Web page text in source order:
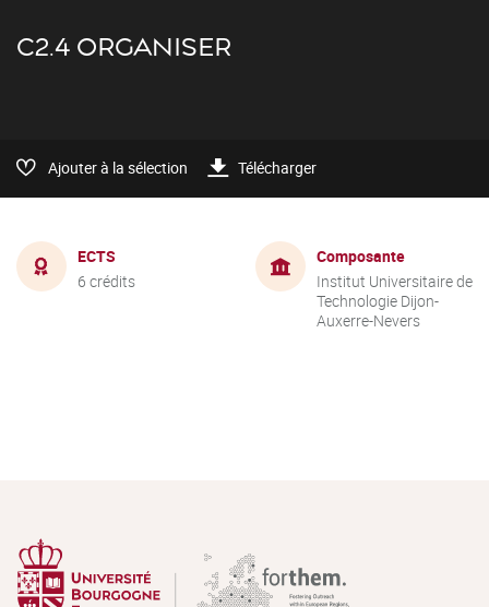
C2.4 ORGANISER
Ajouter à la sélection Télécharger
ECTS
6 crédits
Composante
Institut Universitaire de
Technologie Dijon-
Auxerre-Nevers